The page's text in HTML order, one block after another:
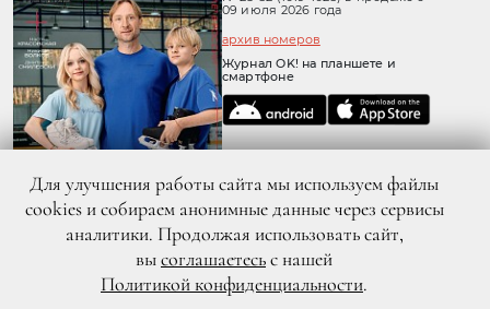
DR
Для улучшения работы сайта мы используем файлы
cookies и собираем анонимные данные через сервисы
аналитики. Продолжая использовать сайт,
высоглашаетесьс нашей
Политикой конфиденциальности.